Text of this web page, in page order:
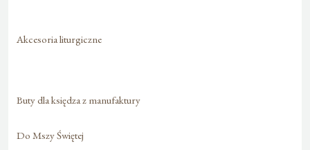
Akcesoria liturgiczne
Buty dla księdza z manufaktury
Do Mszy Świętej